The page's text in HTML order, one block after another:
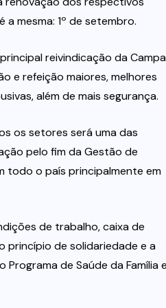
mesma: 1º de setembro.
reivindicação da
e refeição maiores, melhores
além de mais segurança.
os setores será uma das
pelo fim da Gestão de
todo o país principalmente em
de trabalho, caixa de
princípio de solidariedade e a
de Saúde da Família e